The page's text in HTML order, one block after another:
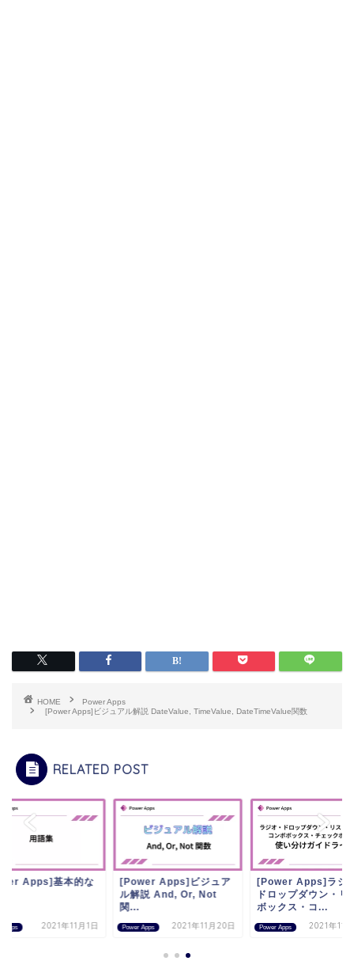
HOME
Power Apps
[Power Apps]ビジュアル解説 DateValue, TimeValue, DateTimeValue関数
RELATED POST
Apps
Apps]基本的な
2021年11月1日 Power Apps
[Power Apps]ビジュア
ル解説 And, Or, Not
関...
2021年11月20日 Power Apps
[Power Apps]ラジ
ドロップダウン・リ
ボックス・コ...
2021年11